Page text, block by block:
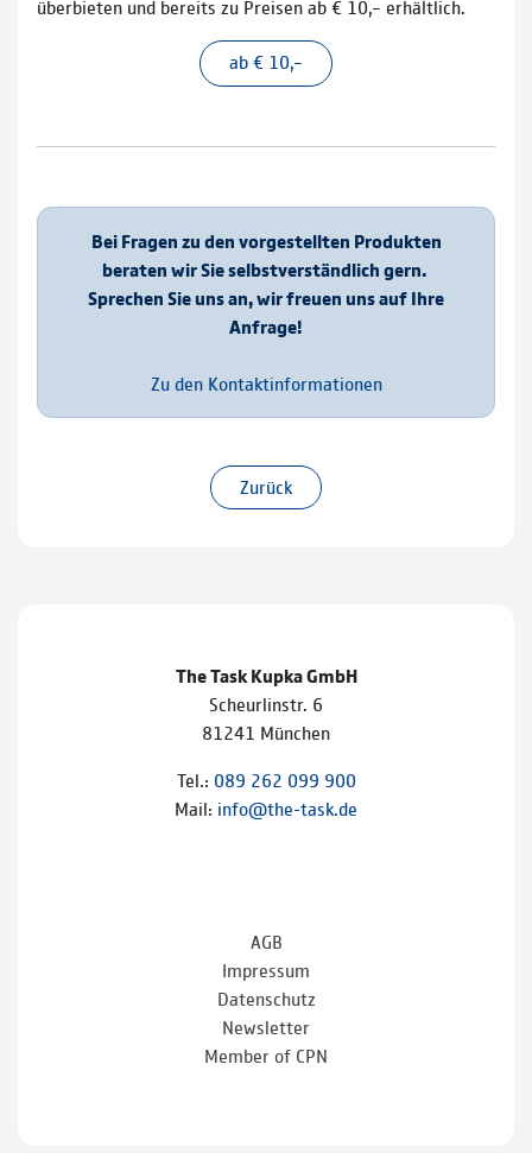
überbieten und bereits zu Preisen ab € 10,– erhältlich.
ab € 10,–
Bei Fragen zu den vorgestellten Produkten
beraten wir Sie selbstverständlich gern.
Sprechen Sie uns an, wir freuen uns auf Ihre
Anfrage!
Zu den Kontaktinformationen
Zurück
The Task Kupka GmbH
Scheurlinstr. 6
81241 München
Tel.: 089 262 099 900
Mail: info@the-task.de
AGB
Impressum
Datenschutz
Newsletter
Member of CPN